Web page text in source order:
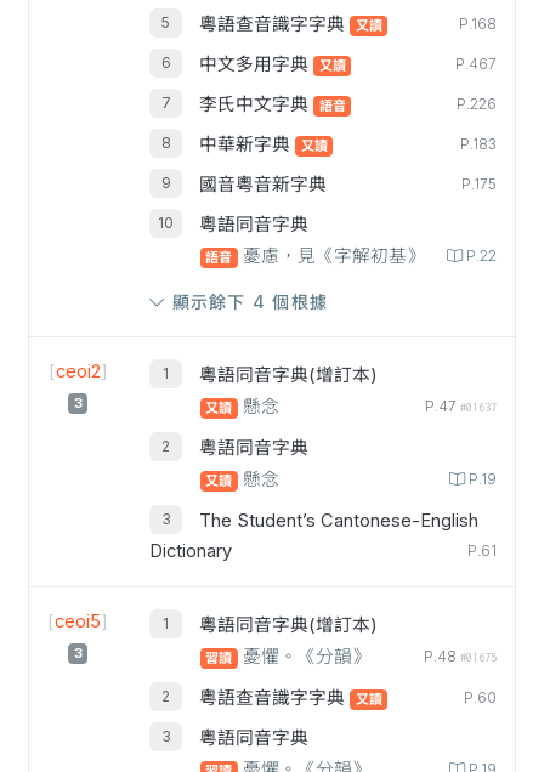
粵語查音識字字典 又讀 P.168
中文多用字典 又讀 P.467
李氏中文字典 語音 P.226
中華新字典 又讀 P.183
國音粵音新字典 P.175
粵語同音字典
語音 憂慮，見《字解初基》 P.22
顯示餘下 4 個根據
[ceoi2]
3
粵語同音字典(增訂本)
又讀 懸念 P.47 #01637
粵語同音字典
又讀 懸念 P.19
The Student’s Cantonese-English
Dictionary
P.61
[ceoi5]
3
粵語同音字典(增訂本)
習讀 憂懼。《分韻》 P.48 #01675
粵語查音識字字典 又讀 P.60
粵語同音字典